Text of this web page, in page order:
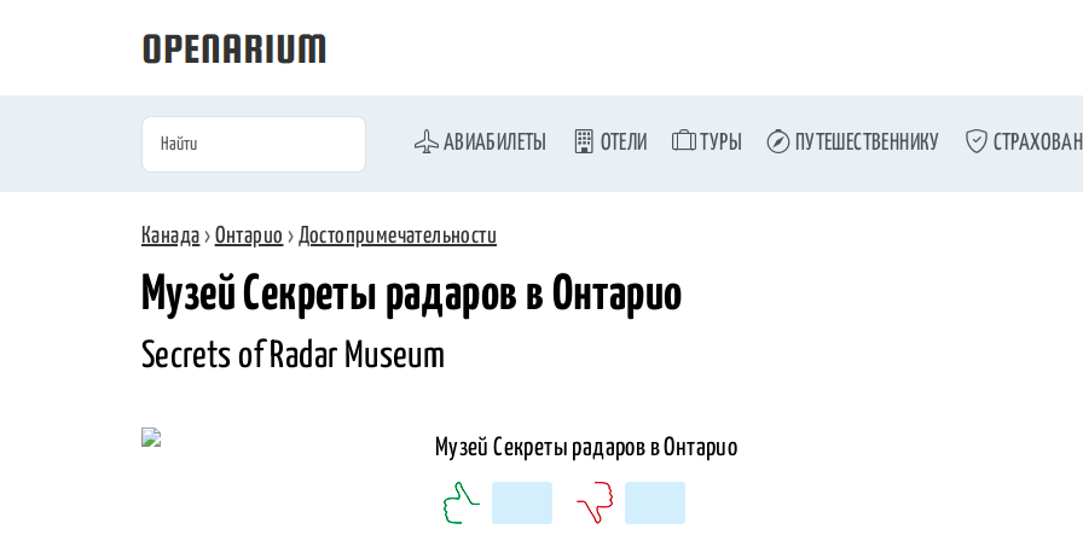
АВИАБИЛЕТЫ ОТЕЛИ ТУРЫ ПУТЕШЕСТВЕННИКУ
Канада › Онтарио › Достопримечательности
Музей Секреты радаров в Онтарио
Secrets of Radar Museum